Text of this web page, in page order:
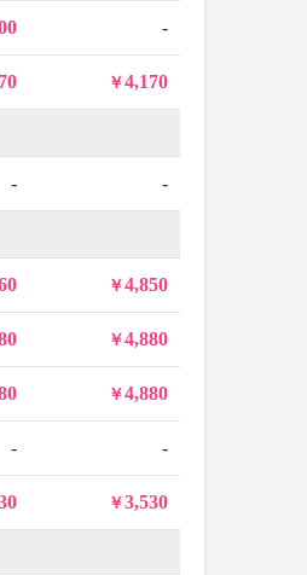
-
4,170
- -
4,850
4,880
4,880
- -
3,530